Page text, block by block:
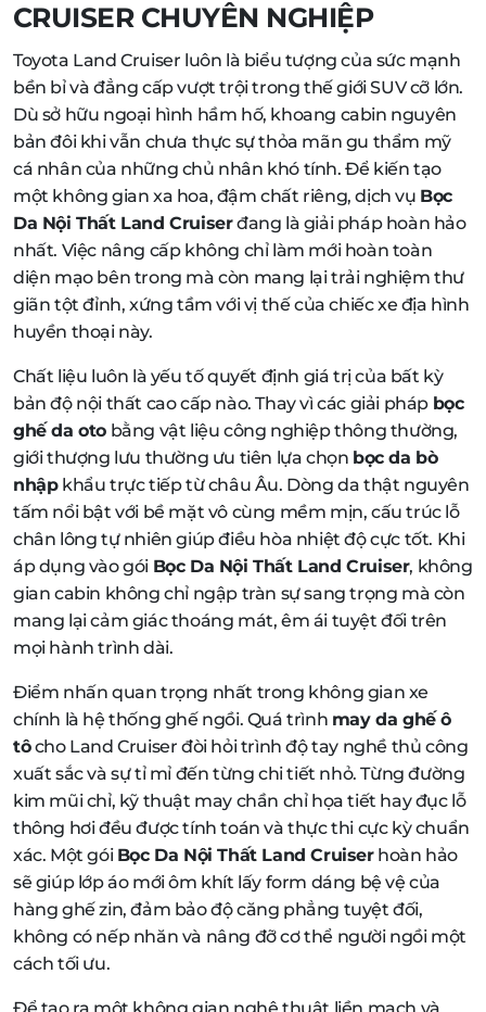
CRUISER CHUYÊN NGHIỆP
Toyota Land Cruiser luôn là biểu tượng của sức mạnh
bền bỉ và đẳng cấp vượt trội trong thế giới SUV cỡ lớn.
Dù sở hữu ngoại hình hầm hố, khoang cabin nguyên
bản đôi khi vẫn chưa thực sự thỏa mãn gu thẩm mỹ
cá nhân của những chủ nhân khó tính. Để kiến tạo
một không gian xa hoa, đậm chất riêng, dịch vụ Bọc
Da Nội Thất Land Cruiserđang là giải pháp hoàn hảo
nhất. Việc nâng cấp không chỉ làm mới hoàn toàn
diện mạo bên trong mà còn mang lại trải nghiệm thư
giãn tột đỉnh, xứng tầm với vị thế của chiếc xe địa hình
huyền thoại này.
Chất liệu luôn là yếu tố quyết định giá trị của bất kỳ
bản độ nội thất cao cấp nào. Thay vì các giải pháp bọc
ghế da oto bằng vật liệu công nghiệp thông thường,
giới thượng lưu thường ưu tiên lựa chọn bọc da bò
nhậpkhẩu trực tiếp từ châu Âu. Dòng da thật nguyên
tấm nổi bật với bề mặt vô cùng mềm mịn, cấu trúc lỗ
chân lông tự nhiên giúp điều hòa nhiệt độ cực tốt. Khi
áp dụng vào gói Bọc Da Nội Thất Land Cruiser, không
gian cabin không chỉ ngập tràn sự sang trọng mà còn
mang lại cảm giác thoáng mát, êm ái tuyệt đối trên
mọi hành trình dài.
Điểm nhấn quan trọng nhất trong không gian xe
chính là hệ thống ghế ngồi. Quá trình may da ghế ô
tôcho Land Cruiser đòi hỏi trình độ tay nghề thủ công
xuất sắc và sự tỉ mỉ đến từng chi tiết nhỏ. Từng đường
kim mũi chỉ, kỹ thuật may chần chỉ họa tiết hay đục lỗ
thông hơi đều được tính toán và thực thi cực kỳ chuẩn
xác. Một gói Bọc Da Nội Thất Land Cruiserhoàn hảo
sẽ giúp lớp áo mới ôm khít lấy form dáng bệ vệ của
hàng ghế zin, đảm bảo độ căng phẳng tuyệt đối,
không có nếp nhăn và nâng đỡ cơ thể người ngồi một
cách tối ưu.